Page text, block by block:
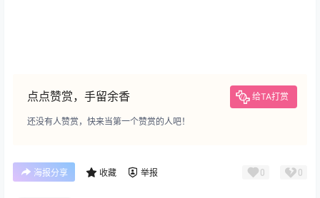
点点赞赏，手留余香 给TA打赏
还没有人赞赏，快来当第一个赞赏的人吧！
海报分享 收藏 举报 0 0